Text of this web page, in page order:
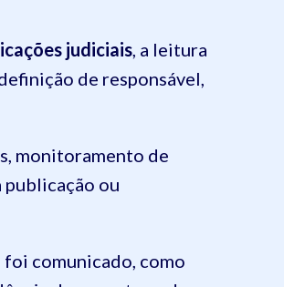
judiciais, a leitura
de responsável,
monitoramento de
ou
comunicado, como